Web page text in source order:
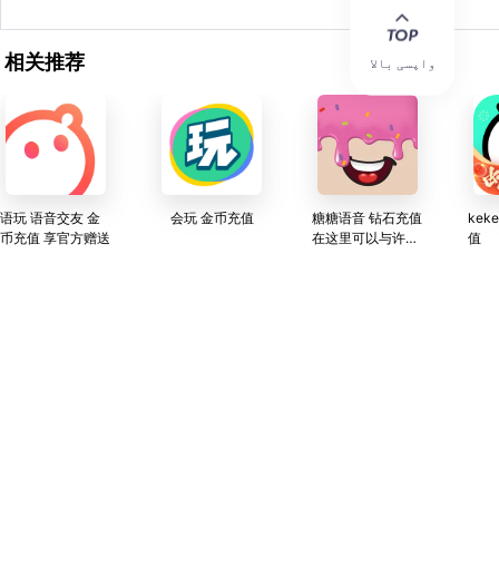
相关推荐
语玩 语音交友 金
币充值 享官方赠送
会玩 金币充值
糖糖语音 钻石充值
在这里可以与许多
值
واپسی بالا